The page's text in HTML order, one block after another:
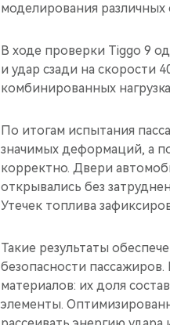
моделирования
В ходе проверки Tiggo 9
и удар сзади на скорости
комбинированных
По итогам испытания
значимых деформаций, а
корректно. Двери
открывались без
Утечек топлива
Такие результаты
безопасности
материалов: их доля
элементы.